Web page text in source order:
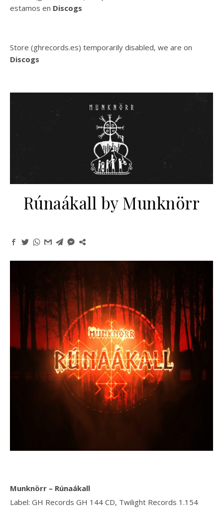
estamos en Discogs
Store (ghrecords.es) temporarily disabled, we are on
Discogs
Rúnaákall by Munknörr
Munknörr ‎– Rúnaákall
Label: GH Records GH 144 CD, Twilight Records 1.154